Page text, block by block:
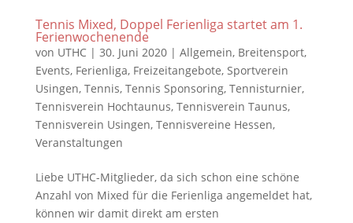
Tennis Mixed, Doppel Ferienliga startet am 1.
Ferienwochenende
von UTHC| 30. Juni 2020| Allgemein, Breitensport,
Events, Ferienliga, Freizeitangebote, Sportverein
Usingen, Tennis, Tennis Sponsoring, Tennisturnier,
Tennisverein Hochtaunus, Tennisverein Taunus,
Tennisverein Usingen, Tennisvereine Hessen,
Veranstaltungen
Liebe UTHC-Mitglieder, da sich schon eine schöne
Anzahl von Mixed für die Ferienliga angemeldet hat,
können wir damit direkt am ersten